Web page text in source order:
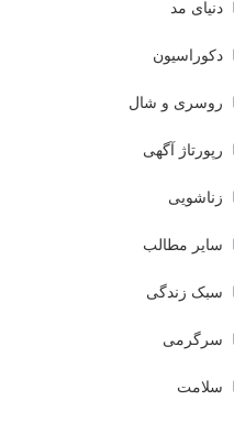
دنیای مد
دکوراسیون
روسری و شال
رپورتاژ آگهی
زناشویی
سایر مطالب
سبک زندگی
سرگرمی
سلامت